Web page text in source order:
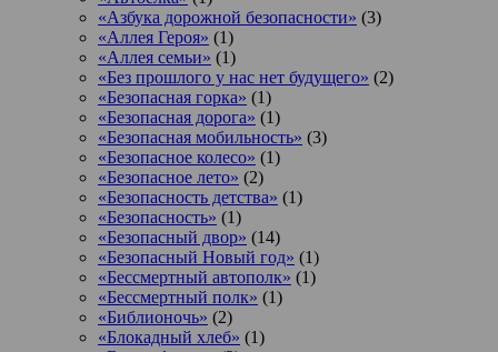
«Азбука дорожной безопасности» (3)
«Аллея Героя» (1)
«Аллея семьи» (1)
«Без прошлого у нас нет будущего» (2)
«Безопасная горка» (1)
«Безопасная дорога» (1)
«Безопасная мобильность» (3)
«Безопасное колесо» (1)
«Безопасное лето» (2)
«Безопасность детства» (1)
«Безопасность» (1)
«Безопасный двор» (14)
«Безопасный Новый год» (1)
«Бессмертный автополк» (1)
«Бессмертный полк» (1)
«Библионочь» (2)
«Блокадный хлеб» (1)